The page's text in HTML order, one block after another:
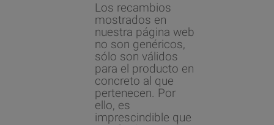
Los recambios
mostrados en
nuestra página web
no son genéricos,
sólo son válidos
para el producto en
concreto al que
pertenecen. Por
ello, es
imprescindible que